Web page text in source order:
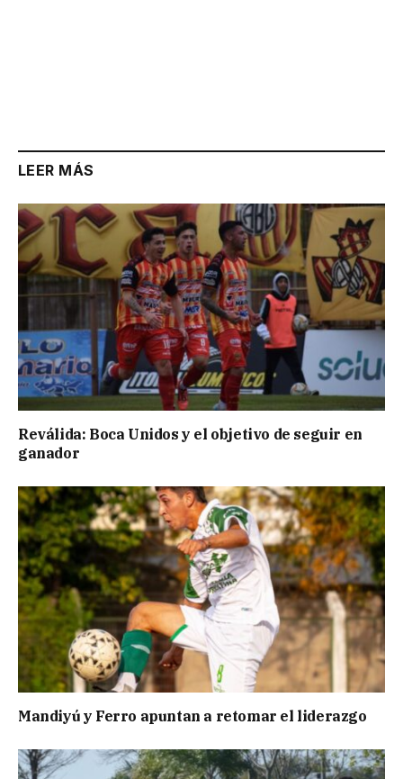
LEER MÁS
Reválida: Boca Unidos y el objetivo de seguir en
ganador
Mandiyú y Ferro apuntan a retomar el liderazgo